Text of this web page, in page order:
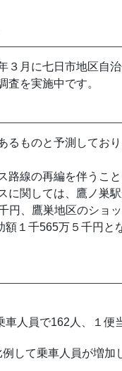
３月に七日市地区自
を実施中です。
るものと予測してお
線の再編を伴うこと
に関しては、鷹ノ巣
円、鷹巣地区のショ
１千565万５千円と
人員で162人、１便
して乗車人員が増加